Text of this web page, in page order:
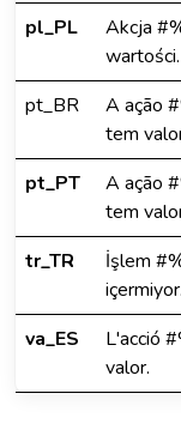
pl_PL
Akcja
wartości.
pt_BR
A ação
tem
pt_PT
A ação
tem
tr_TR
İşlem
içermiyor.
va_ES
L'acció
valor.